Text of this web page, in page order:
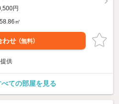
円
㎡
わせ （無料）
供
ての部屋を見る